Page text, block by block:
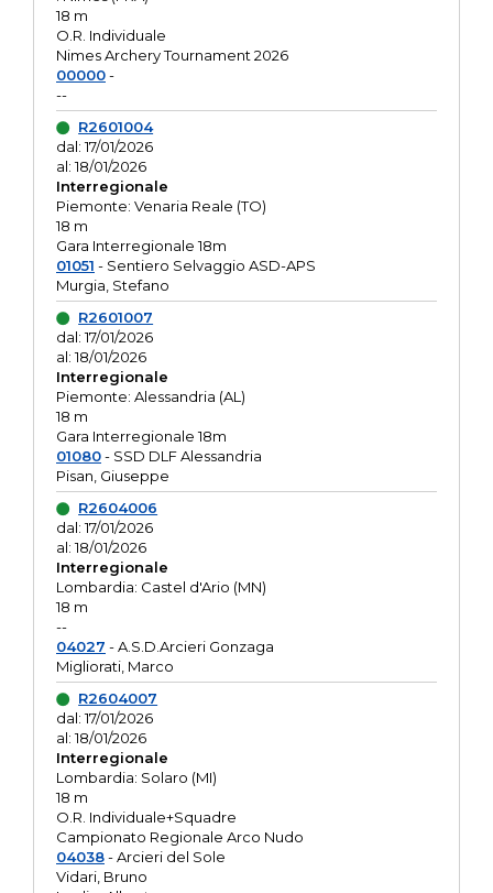
18 m
O.R. Individuale
Nimes Archery Tournament 2026
00000-
--
R2601004
dal: 17/01/2026
al: 18/01/2026
Interregionale
Piemonte: Venaria Reale (TO)
18 m
Gara Interregionale 18m
01051 - Sentiero Selvaggio ASD-APS
Murgia, Stefano
R2601007
dal: 17/01/2026
al: 18/01/2026
Interregionale
Piemonte: Alessandria (AL)
18 m
Gara Interregionale 18m
01080- SSD DLF Alessandria
Pisan, Giuseppe
R2604006
dal: 17/01/2026
al: 18/01/2026
Interregionale
Lombardia: Castel d'Ario (MN)
18 m
--
04027 - A.S.D.Arcieri Gonzaga
Migliorati, Marco
R2604007
dal: 17/01/2026
al: 18/01/2026
Interregionale
Lombardia: Solaro (MI)
18 m
O.R. Individuale+Squadre
Campionato Regionale Arco Nudo
04038- Arcieri del Sole
Vidari, Bruno